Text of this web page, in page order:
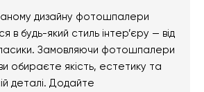
дизайну фотошпалери
в будь-який стиль інтер’єру — від
Замовляючи фотошпалери
обираєте якість, естетику та
деталі. Додайте